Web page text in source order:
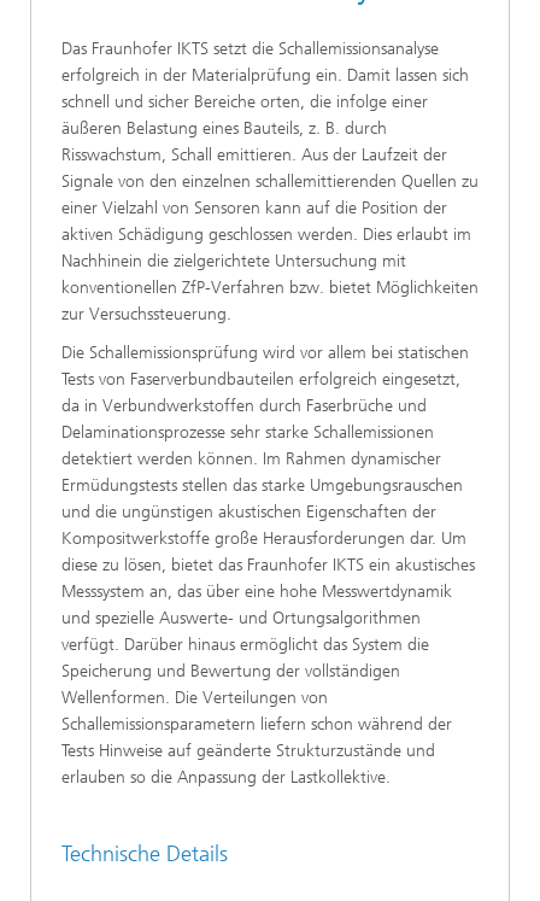
Das Fraunhofer IKTS setzt die Schallemissionsanalyse
erfolgreich in der Materialprüfung ein. Damit lassen sich
schnell und sicher Bereiche orten, die infolge einer
äußeren Belastung eines Bauteils, z. B. durch
Risswachstum, Schall emittieren. Aus der Laufzeit der
Signale von den einzelnen schallemittierenden Quellen zu
einer Vielzahl von Sensoren kann auf die Position der
aktiven Schädigung geschlossen werden. Dies erlaubt im
Nachhinein die zielgerichtete Untersuchung mit
konventionellen ZfP-Verfahren bzw. bietet Möglichkeiten
zur Versuchssteuerung.
Die Schallemissionsprüfung wird vor allem bei statischen
Tests von Faserverbundbauteilen erfolgreich eingesetzt,
da in Verbundwerkstoffen durch Faserbrüche und
Delaminationsprozesse sehr starke Schallemissionen
detektiert werden können. Im Rahmen dynamischer
Ermüdungstests stellen das starke Umgebungsrauschen
und die ungünstigen akustischen Eigenschaften der
Kompositwerkstoffe große Herausforderungen dar. Um
diese zu lösen, bietet das Fraunhofer IKTS ein akustisches
Messsystem an, das über eine hohe Messwertdynamik
und spezielle Auswerte- und Ortungsalgorithmen
verfügt. Darüber hinaus ermöglicht das System die
Speicherung und Bewertung der vollständigen
Wellenformen. Die Verteilungen von
Schallemissionsparametern liefern schon während der
Tests Hinweise auf geänderte Strukturzustände und
erlauben so die Anpassung der Lastkollektive.
Technische Details